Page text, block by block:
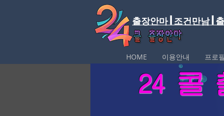
출장안마 | 조건만남 |
HOME 이용안내 프로필
​24 콜